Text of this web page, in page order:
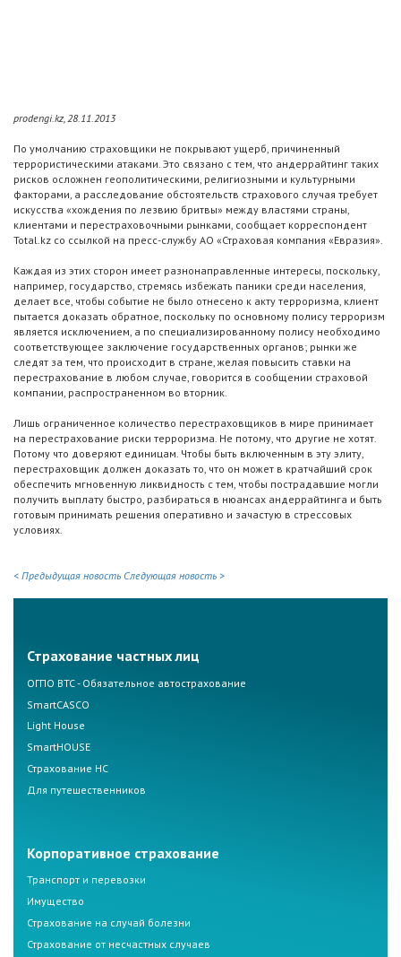
prodengi.kz, 28.11.2013
По умолчанию страховщики не покрывают ущерб, причиненный
террористическими атаками. Это связано с тем, что андеррайтинг таких
рисков осложнен геополитическими, религиозными и культурными
факторами, а расследование обстоятельств страхового случая требует
искусства «хождения по лезвию бритвы» между властями страны,
клиентами и перестраховочными рынками, сообщает корреспондент
Total.kz со ссылкой на пресс-службу АО «Страховая компания «Евразия».
Каждая из этих сторон имеет разнонаправленные интересы, поскольку,
например, государство, стремясь избежать паники среди населения,
делает все, чтобы событие не было отнесено к акту терроризма, клиент
пытается доказать обратное, поскольку по основному полису терроризм
является исключением, а по специализированному полису необходимо
соответствующее заключение государственных органов; рынки же
следят за тем, что происходит в стране, желая повысить ставки на
перестрахование в любом случае, говорится в сообщении страховой
компании, распространенном во вторник.
Лишь ограниченное количество перестраховщиков в мире принимает
на перестрахование риски терроризма. Не потому, что другие не хотят.
Потому что доверяют единицам. Чтобы быть включенным в эту элиту,
перестраховщик должен доказать то, что он может в кратчайший срок
обеспечить мгновенную ликвидность с тем, чтобы пострадавшие могли
получить выплату быстро, разбираться в нюансах андеррайтинга и быть
готовым принимать решения оперативно и зачастую в стрессовых
условиях.
< Предыдущая новость Следующая новость >
Страхование частных лиц
ОГПО ВТС - Обязательное автострахование
SmartCASCO
Light House
SmartHOUSE
Страхование НС
Для путешественников
Корпоративное страхование
Транспорт и перевозки
Имущество
Страхование на случай болезни
Страхование от несчастных случаев